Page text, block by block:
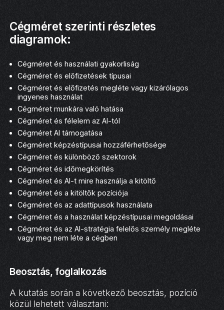
Cégméret szerinti részletes
diagramok:
Cégméret és használati gyakorliság
Cégméret és előfizetések típusai
Cégméret és előfizetés megléte vagy kizárólagos
ingyenes használat
Cégméret munkára való hatása
Cégméret és félelem az AI-tól
Cégméret AI támogatása
Cégméret képzéstípusai hozzáférhetősége
Cégméret és különböző szektorok
Cégméret és időmegkörítés
Cégméret és AI-t mire használja a kitöltő
Cégméret és a kitöltők pozíciója
Cégméret és az adattípusok használata
Cégméret és a használat képzéstípusai megoldásai
Cégméret és az AI-stratégia felelős személy megléte
vagy meg nem léte a cégben
Beosztás, foglalkozás
A kutatás során a következő beosztás, pozíció
közül lehetett választani: